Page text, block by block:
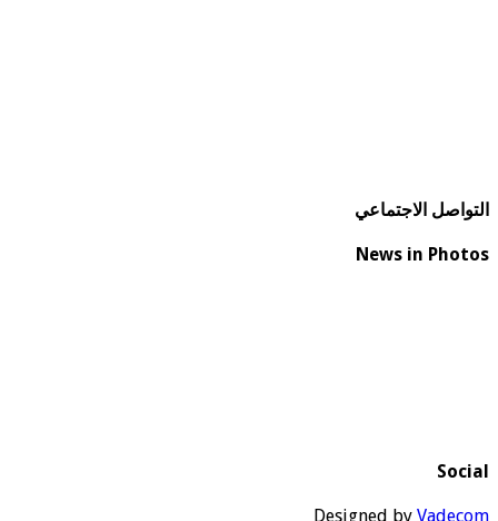
التواصل الاجتماعي
News in Photos
Social
Designed by Vadecom